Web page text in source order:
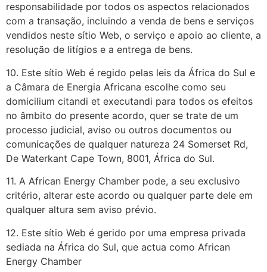
responsabilidade por todos os aspectos relacionados
com a transação, incluindo a venda de bens e serviços
vendidos neste sítio Web, o serviço e apoio ao cliente, a
resolução de litígios e a entrega de bens.
10. Este sítio Web é regido pelas leis da África do Sul e
a Câmara de Energia Africana escolhe como seu
domicilium citandi et executandi para todos os efeitos
no âmbito do presente acordo, quer se trate de um
processo judicial, aviso ou outros documentos ou
comunicações de qualquer natureza 24 Somerset Rd,
De Waterkant Cape Town, 8001, África do Sul.
11. A African Energy Chamber pode, a seu exclusivo
critério, alterar este acordo ou qualquer parte dele em
qualquer altura sem aviso prévio.
12. Este sítio Web é gerido por uma empresa privada
sediada na África do Sul, que actua como African
Energy Chamber